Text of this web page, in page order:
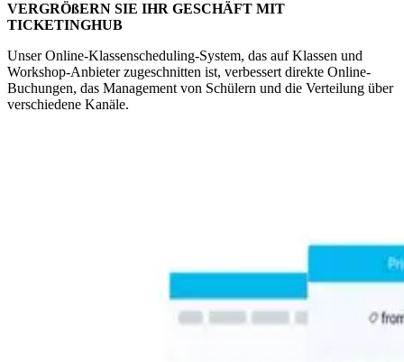
VERGRÖßERN SIE IHR GESCHÄFT MIT
TICKETINGHUB
Unser Online-Klassenscheduling-System, das auf Klassen und
Workshop-Anbieter zugeschnitten ist, verbessert direkte Online-
Buchungen, das Management von Schülern und die Verteilung über
verschiedene Kanäle.